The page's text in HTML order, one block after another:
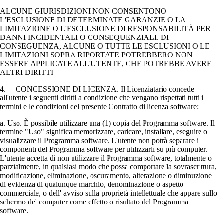
ALCUNE GIURISDIZIONI NON CONSENTONO
L'ESCLUSIONE DI DETERMINATE GARANZIE O LA
LIMITAZIONE O L'ESCLUSIONE DI RESPONSABILITÀ PER
DANNI INCIDENTALI O CONSEQUENZIALI. DI
CONSEGUENZA, ALCUNE O TUTTE LE ESCLUSIONI O LE
LIMITAZIONI SOPRA RIPORTATE POTREBBERO NON
ESSERE APPLICATE ALL'UTENTE, CHE POTREBBE AVERE
ALTRI DIRITTI.
4. CONCESSIONE DI LICENZA. Il Licenziatario concede
all'utente i seguenti diritti a condizione che vengano rispettati tutti i
termini e le condizioni del presente Contratto di licenza software:
a. Uso. È possibile utilizzare una (1) copia del Programma software. Il
termine "Uso" significa memorizzare, caricare, installare, eseguire o
visualizzare il Programma software. L'utente non potrà separare i
componenti del Programma software per utilizzarli su più computer.
L'utente accetta di non utilizzare il Programma software, totalmente o
parzialmente, in qualsiasi modo che possa comportare la sovrascrittura,
modificazione, eliminazione, oscuramento, alterazione o diminuzione
di evidenza di qualunque marchio, denominazione o aspetto
commerciale, o dell' avviso sulla proprietà intellettuale che appare sullo
schermo del computer come effetto o risultato del Programma
software.